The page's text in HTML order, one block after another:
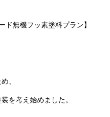
ド無機フッ素塗料プラン】
、
を考え始めました。